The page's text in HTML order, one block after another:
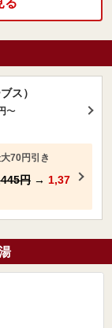
る
ス）
〜
70円引き
円 → 1,37